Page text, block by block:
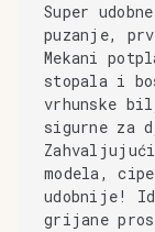
Super
puzanje,
Mekani
stopala i
vrhunske
sigurne za
modela,
udobnije!
grijane